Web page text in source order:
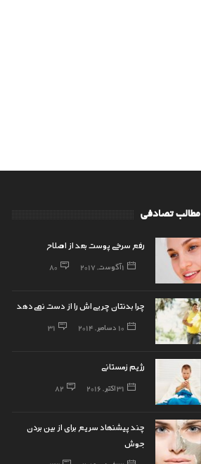
مطالب تصادفی
رفع سرخی پوست بعد از اصلاح
1 آگوست, 2017 80
چرا بدنتان چربی‌اش را از دست نمی‌دهد
10 دسامبر, 2014 31
رژیم زمستانی
31 اکتبر, 2016 82
چند پیشنهاد سریع برای از بین بردن
جوش